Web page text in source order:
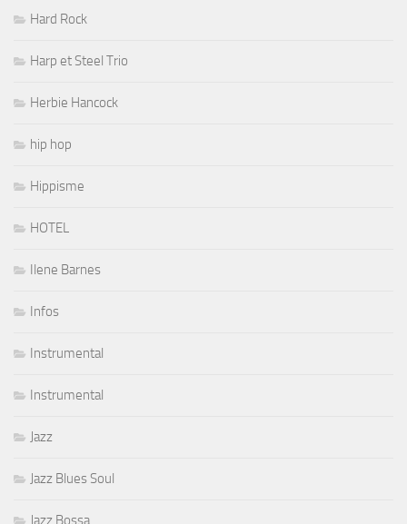
Hard Rock
Harp et Steel Trio
Herbie Hancock
hip hop
Hippisme
HOTEL
Ilene Barnes
Infos
Instrumental
Instrumental
Jazz
Jazz Blues Soul
Jazz Bossa